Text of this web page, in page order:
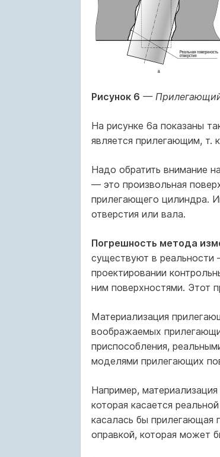
Рисунок 6 —
На рисунке 6а показаны
является прилегающим, т.
Надо обратить внимание
— это произвольная
прилегающего цилиндра.
отверстия или вала.
Погрешность метода
существуют в реальности
проектировании
ним поверхностями. Этот
Материализация
воображаемых
приспособления,
моделями прилегающих
Например,
которая касается
касалась бы прилегающая
оправкой, которая может